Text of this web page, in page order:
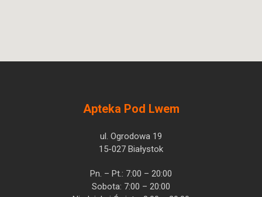
Apteka Pod Lwem
ul. Ogrodowa 19
15-027 Białystok
Pn. – Pt.: 7:00 – 20:00
Sobota: 7:00 – 20:00